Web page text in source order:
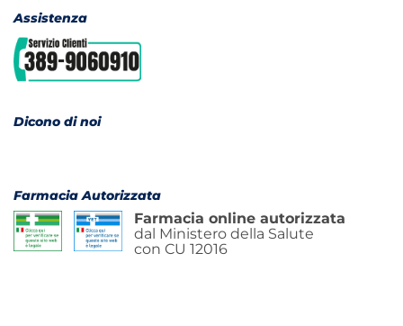
Assistenza
Dicono di noi
Farmacia Autorizzata
Farmacia online autorizzata
dal Ministero della Salute
con CU 12016